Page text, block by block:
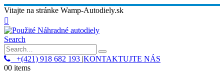
Vitajte na stránke Wamp-Autodiely.sk
Search
+(421) 918 682 193 |KONTAKTUJTE NÁS
00 items